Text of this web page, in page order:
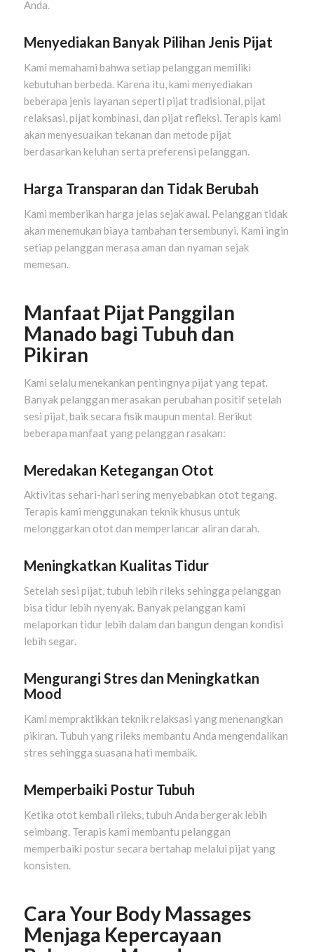
Anda.
Menyediakan Banyak Pilihan Jenis Pijat
Kami memahami bahwa setiap pelanggan memiliki
kebutuhan berbeda. Karena itu, kami menyediakan
beberapa jenis layanan seperti pijat tradisional, pijat
relaksasi, pijat kombinasi, dan pijat refleksi. Terapis kami
akan menyesuaikan tekanan dan metode pijat
berdasarkan keluhan serta preferensi pelanggan.
Harga Transparan dan Tidak Berubah
Kami memberikan harga jelas sejak awal. Pelanggan tidak
akan menemukan biaya tambahan tersembunyi. Kami ingin
setiap pelanggan merasa aman dan nyaman sejak
memesan.
Manfaat Pijat Panggilan
Manado bagi Tubuh dan
Pikiran
Kami selalu menekankan pentingnya pijat yang tepat.
Banyak pelanggan merasakan perubahan positif setelah
sesi pijat, baik secara fisik maupun mental. Berikut
beberapa manfaat yang pelanggan rasakan:
Meredakan Ketegangan Otot
Aktivitas sehari-hari sering menyebabkan otot tegang.
Terapis kami menggunakan teknik khusus untuk
melonggarkan otot dan memperlancar aliran darah.
Meningkatkan Kualitas Tidur
Setelah sesi pijat, tubuh lebih rileks sehingga pelanggan
bisa tidur lebih nyenyak. Banyak pelanggan kami
melaporkan tidur lebih dalam dan bangun dengan kondisi
lebih segar.
Mengurangi Stres dan Meningkatkan
Mood
Kami mempraktikkan teknik relaksasi yang menenangkan
pikiran. Tubuh yang rileks membantu Anda mengendalikan
stres sehingga suasana hati membaik.
Memperbaiki Postur Tubuh
Ketika otot kembali rileks, tubuh Anda bergerak lebih
seimbang. Terapis kami membantu pelanggan
memperbaiki postur secara bertahap melalui pijat yang
konsisten.
Cara Your Body Massages
Menjaga Kepercayaan